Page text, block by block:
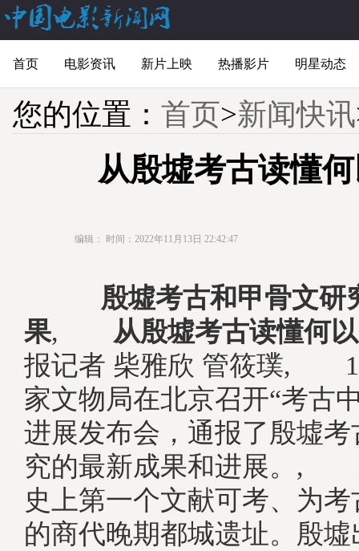
首页 电影资讯 新片上映 热播影片 明星动态
您的位置： 首页>新闻快讯
从殷墟考古读懂
编辑： 时间：2022年11月13日 22:42:47
殷墟考古和甲骨文研
果, 从殷墟考古读懂何
报记者 柴雅欣 管筱璞,
家文物局在北京召开“考古
进展发布会，通报了殷墟
究的最新成果和进展。,
史上第一个文献可考、为
的商代晚期都城遗址。殷